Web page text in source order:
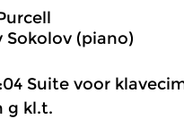
Sokolov (piano)
Suite voor
g kl.t.